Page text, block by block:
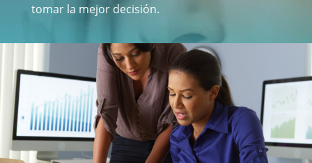
Solución para lentes de contacto
tomar la mejor decisión.